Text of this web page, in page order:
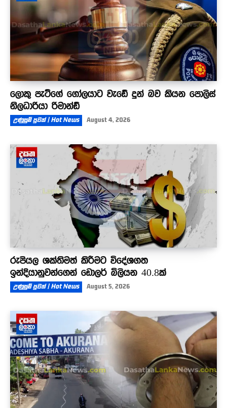
ලොකු පැටීගේ ගෝලයාට වැඩේ දුන් බව කියන පොලිස්
නිලධාරියා රිමාන්ඩ්
උණුසුම් පුවත් | Hot News August 4, 2026
රුපියල ශක්තිමත් කිරීමට විදේශගත
ඉන්දියානුවන්ගෙන් ඩොලර් බිලියන 40.8ක්
උණුසුම් පුවත් | Hot News August 5, 2026